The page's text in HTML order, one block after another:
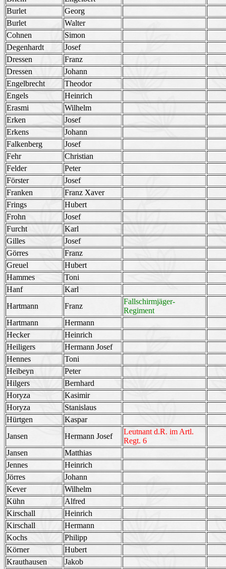
Burlet
Georg
Burlet
Walter
Cohnen
Simon
Degenhardt
Josef
Dressen
Franz
Dressen
Johann
Engelbrecht
Theodor
Engels
Heinrich
Erasmi
Wilhelm
Erken
Josef
Erkens
Johann
Falkenberg
Josef
Fehr
Christian
Felder
Peter
Förster
Josef
Franken
Franz Xaver
Frings
Hubert
Frohn
Josef
Furcht
Karl
Gilles
Josef
Görres
Franz
Greuel
Hubert
Hammes
Toni
Hanf
Karl
Hartmann
Franz
Fallschirmjäger-
Regiment
Hartmann
Hermann
Hecker
Heinrich
Heiligers
Hermann Josef
Hennes
Toni
Heibeyn
Peter
Hilgers
Bernhard
Horyza
Kasimir
Horyza
Stanislaus
Hürtgen
Kaspar
Jansen
Hermann Josef
Leutnant d.R. im Artl.
Regt. 6
Jansen
Matthias
Jennes
Heinrich
Jörres
Johann
Kever
Wilhelm
Kühn
Alfred
Kirschall
Heinrich
Kirschall
Hermann
Kochs
Philipp
Körner
Hubert
Krauthausen
Jakob